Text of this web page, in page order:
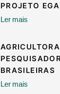
PROJETO
Ler mais
BRASILEIRAS
Ler mais